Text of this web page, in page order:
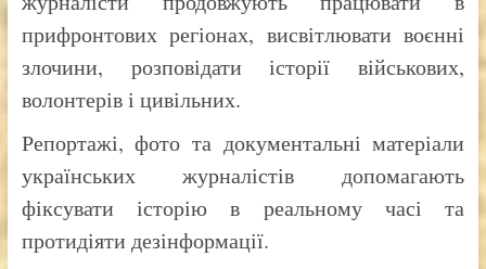
прифронтових регіонах, висвітлювати воєнні
злочини, розповідати історії військових,
волонтерів і цивільних.
Репортажі, фото та документальні матеріали
українських журналістів допомагають
фіксувати історію в реальному часі та
протидіяти дезінформації.